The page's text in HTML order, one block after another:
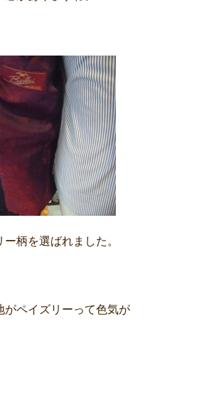
柄を選ばれました。
がペイズリーって色気が